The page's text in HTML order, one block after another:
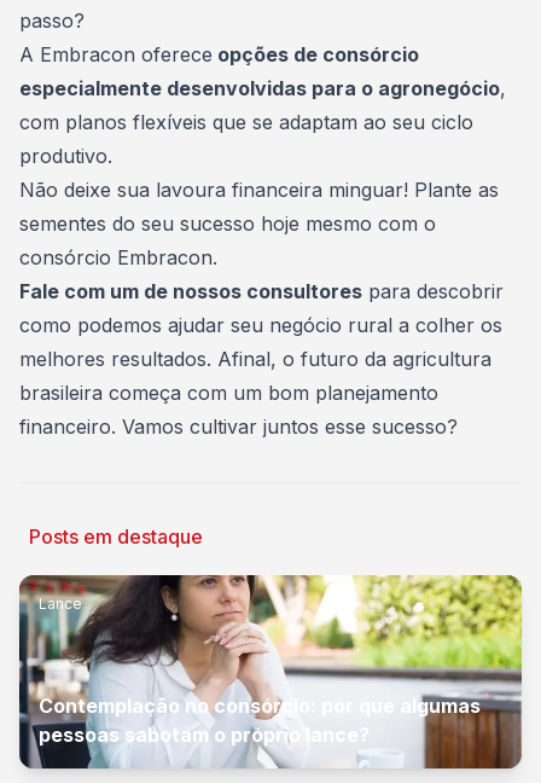
passo?
A Embracon oferece opções de consórcio
especialmente desenvolvidas para o agronegócio,
com planos flexíveis que se adaptam ao seu ciclo
produtivo.
Não deixe sua lavoura financeira minguar! Plante as
sementes do seu sucesso hoje mesmo com o
consórcio Embracon.
Fale com um de nossos consultores para descobrir
como podemos ajudar seu negócio rural a colher os
melhores resultados. Afinal, o futuro da agricultura
brasileira começa com um bom planejamento
financeiro. Vamos cultivar juntos esse sucesso?
Posts em destaque
Lance
Contemplação no consórcio: por que algumas
pessoas sabotam o próprio lance?